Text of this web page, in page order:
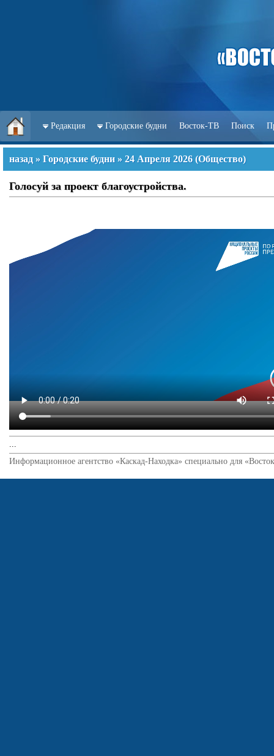
Редакция Городские будни Восток-ТВ Поиск
назад » Городские будни » 24 Апреля 2026 (Общество)
Голосуй за проект благоустройства.
...
Информационное агентство «Каскад-Находка» специально для